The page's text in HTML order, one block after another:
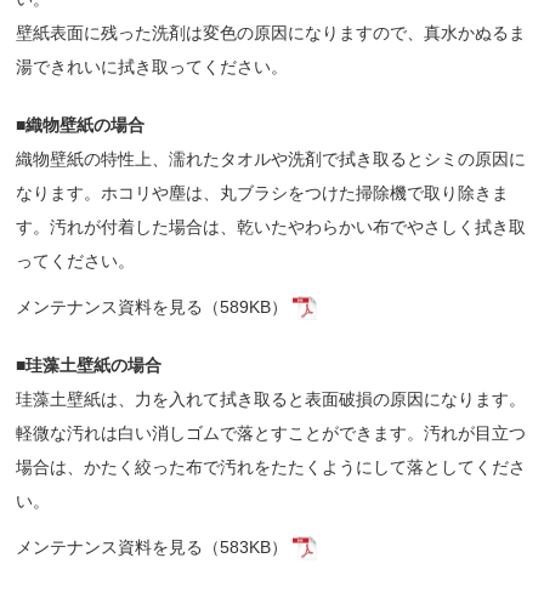
壁紙表面に残った洗剤は変色の原因になりますので、真水かぬるま
湯できれいに拭き取ってください。
■織物壁紙の場合
織物壁紙の特性上、濡れたタオルや洗剤で拭き取るとシミの原因に
なります。ホコリや塵は、丸ブラシをつけた掃除機で取り除きま
す。汚れが付着した場合は、乾いたやわらかい布でやさしく拭き取
ってください。
メンテナンス資料を見る（589KB）
■珪藻土壁紙の場合
珪藻土壁紙は、力を入れて拭き取ると表面破損の原因になります。
軽微な汚れは白い消しゴムで落とすことができます。汚れが目立つ
場合は、かたく絞った布で汚れをたたくようにして落としてくださ
い。
メンテナンス資料を見る（583KB）